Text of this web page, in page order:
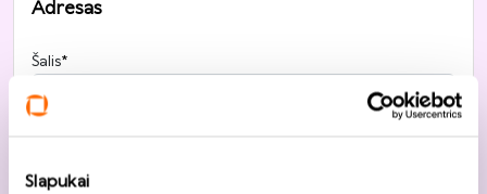
Slapukai
Adresas
Šalis*
Lietuva